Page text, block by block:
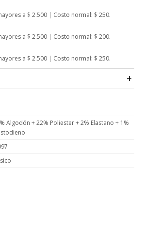
a $ 2.500 | Costo normal: $ 250.
a $ 2.500 | Costo normal: $ 200.
a $ 2.500 | Costo normal: $ 250.
Algodón + 22% Poliester + 2% Elastano + 1%